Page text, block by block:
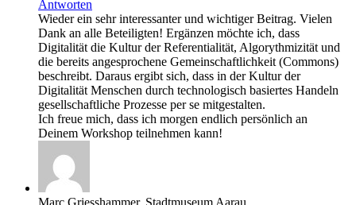
Antworten
Wieder ein sehr interessanter und wichtiger Beitrag. Vielen
Dank an alle Beteiligten! Ergänzen möchte ich, dass
Digitalität die Kultur der Referentialität, Algorythmizität und
die bereits angesprochene Gemeinschaftlichkeit (Commons)
beschreibt. Daraus ergibt sich, dass in der Kultur der
Digitalität Menschen durch technologisch basiertes Handeln
gesellschaftliche Prozesse per se mitgestalten.
Ich freue mich, dass ich morgen endlich persönlich an
Deinem Workshop teilnehmen kann!
Marc Griesshammer, Stadtmuseum Aarau